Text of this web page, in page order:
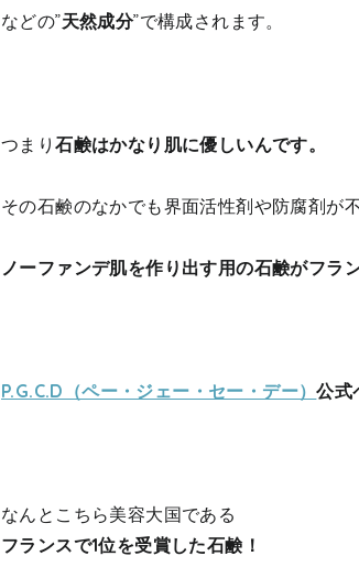
などの”天然成分”で構成されます。
つまり石鹸はかなり肌に優しいんです。
その石鹸のなかでも界面活性剤や防腐剤が
ノーファンデ肌を作り出す用の石鹸がフラ
P.G.C.D（ペー・ジェー・セー・デー）公式
なんとこちら美容大国である
フランスで1位を受賞した石鹸！